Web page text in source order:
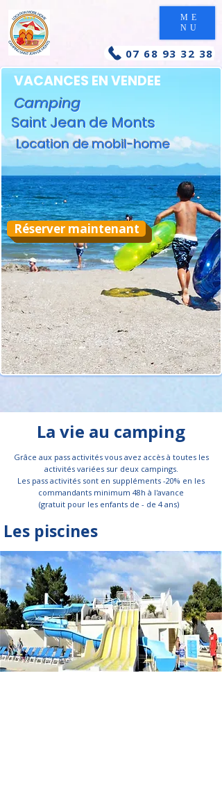
ME
NU
07 68 93 32 38
Location de mobil-home
Camping
Saint Jean de Monts
VACANCES EN VENDEE
Réserver maintenant
La vie au camping
Grâce aux pass activités vous avez accès à toutes les
activités variées sur deux campings.
Les pass activités sont en suppléments -20% en les
commandants minimum 48h à l'avance
(gratuit pour les enfants de - de 4 ans)
Les piscines